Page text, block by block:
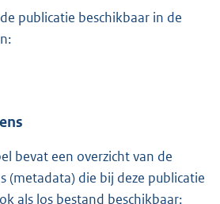
publicatie beschikbaar in de
bevat een overzicht van de
(metadata) die bij deze publicatie
als los bestand beschikbaar: